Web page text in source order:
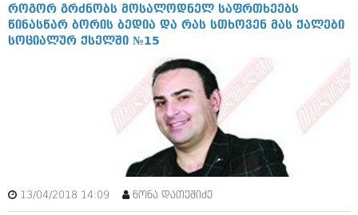
მედიცინა
სპორტი
ბიზნესსიახლეები
კულინარია
ავტორჩევები
ბიზნესსიახლეები
თემიდას სასწორი
იუმორი
როგორ გრძნობს მოსალოდნელ საფრთხეებს
წინასწარ ბორის ბედია და რას სთხოვენ მას ქალები
სოციალურ ქსელში №15
13/04/2018 14:09 ნონა დათეშიძე